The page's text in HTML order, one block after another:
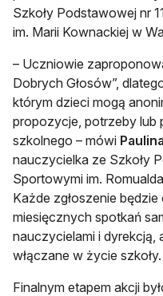
Szkoły Podstawowej nr
im. Marii Kownackiej w
– Uczniowie
Dobrych Głosów”,
którym dzieci mogą
propozycje, potrzeby
szkolnego – mówi
nauczycielka ze Szkoły
Sportowymi im.
Każde zgłoszenie
miesięcznych spotkań
nauczycielami i dyrekcją,
włączane w życie szkoły.
Finalnym etapem akcji